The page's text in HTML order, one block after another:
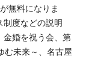
無料になりま
制度などの説明
金婚を祝う会、第
む未来～、名古屋